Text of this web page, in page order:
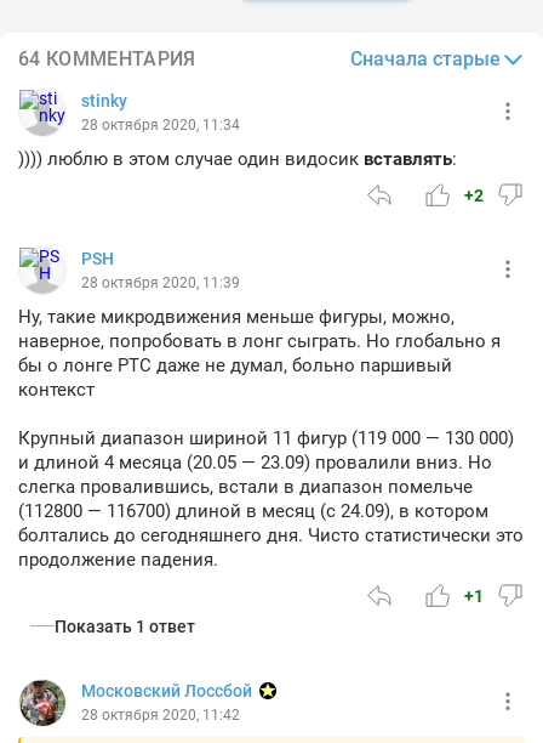
64 КОММЕНТАРИЯ Сначала старые
stinky
28 октября 2020, 11:34
)))) люблю в этом случае один видосик вставлять:
+2
PSH
28 октября 2020, 11:39
Ну, такие микродвижения меньше фигуры, можно,
наверное, попробовать в лонг сыграть. Но глобально я
бы о лонге РТС даже не думал, больно паршивый
контекст
Крупный диапазон шириной 11 фигур (119 000 — 130 000)
и длиной 4 месяца (20.05 — 23.09) провалили вниз. Но
слегка провалившись, встали в диапазон помельче
(112800 — 116700) длиной в месяц (с 24.09), в котором
болтались до сегодняшнего дня. Чисто статистически это
продолжение падения.
+1
Показать 1 ответ
Московский Лоссбой
28 октября 2020, 11:42